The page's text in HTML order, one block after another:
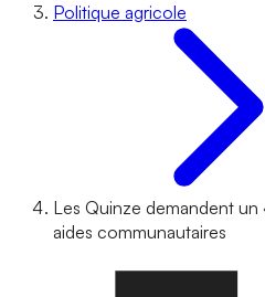
Politique agricole
Les Quinze demandent
aides communautaires